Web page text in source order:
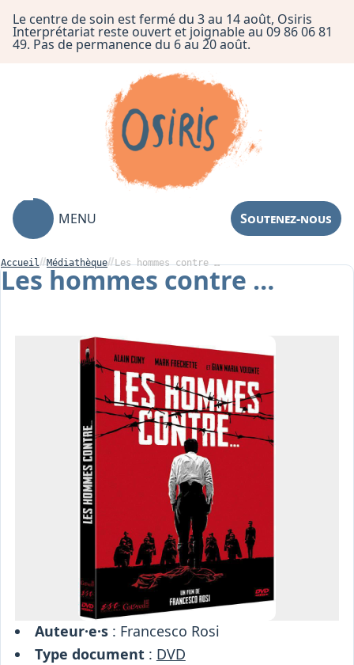
Le centre de soin est fermé du 3 au 14 août, Osiris
Interprétariat reste ouvert et joignable au 09 86 06 81
49. Pas de permanence du 6 au 20 août.
MENU Soutenez-nous
Centre de Soin
Interprétariat
Ressources
Accueil Médiathèque Les hommes contre …
Les hommes contre …
Auteur·e·s: Francesco Rosi
Type document: DVD